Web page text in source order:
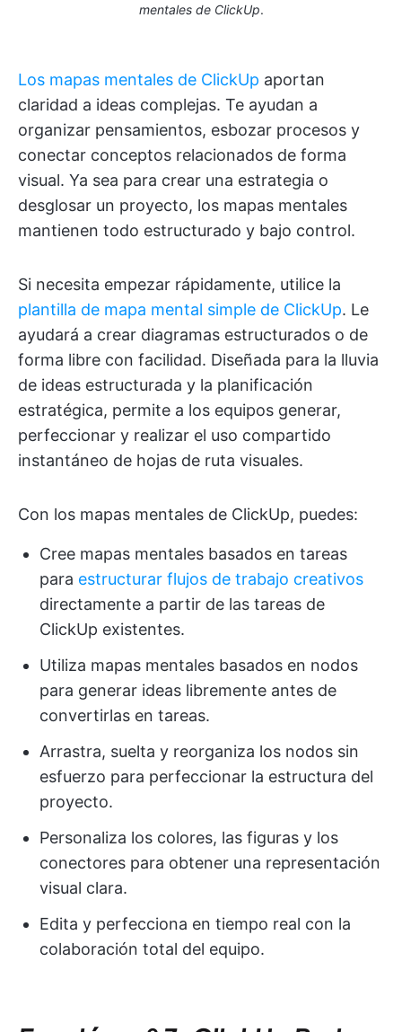
mentales de ClickUp.
Los mapas mentales de ClickUp aportan
claridad a ideas complejas. Te ayudan a
organizar pensamientos, esbozar procesos y
conectar conceptos relacionados de forma
visual. Ya sea para crear una estrategia o
desglosar un proyecto, los mapas mentales
mantienen todo estructurado y bajo control.
Si necesita empezar rápidamente, utilice la
plantilla de mapa mental simple de ClickUp. Le
ayudará a crear diagramas estructurados o de
forma libre con facilidad. Diseñada para la lluvia
de ideas estructurada y la planificación
estratégica, permite a los equipos generar,
perfeccionar y realizar el uso compartido
instantáneo de hojas de ruta visuales.
Con los mapas mentales de ClickUp, puedes:
Cree mapas mentales basados en tareas
para estructurar flujos de trabajo creativos
directamente a partir de las tareas de
ClickUp existentes.
Utiliza mapas mentales basados en nodos
para generar ideas libremente antes de
convertirlas en tareas.
Arrastra, suelta y reorganiza los nodos sin
esfuerzo para perfeccionar la estructura del
proyecto.
Personaliza los colores, las figuras y los
conectores para obtener una representación
visual clara.
Edita y perfecciona en tiempo real con la
colaboración total del equipo.